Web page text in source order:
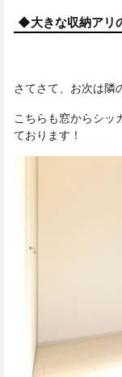
◆大きな収納アリ
さてさて、お次は隣
こちらも窓からシッ
ております！